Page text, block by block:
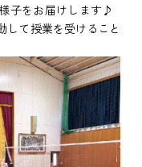
子をお届けします♪
して授業を受けること